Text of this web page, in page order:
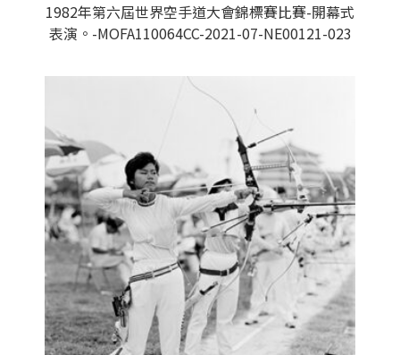
1982年第六屆世界空手道大會錦標賽比賽-開幕式
表演。-MOFA110064CC-2021-07-NE00121-023